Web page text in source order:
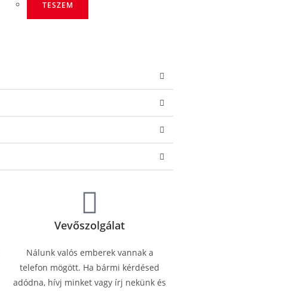
TESZEM
Vevőszolgálat
Nálunk valós emberek vannak a
telefon mögött. Ha bármi kérdésed
adódna, hívj minket vagy írj nekünk és